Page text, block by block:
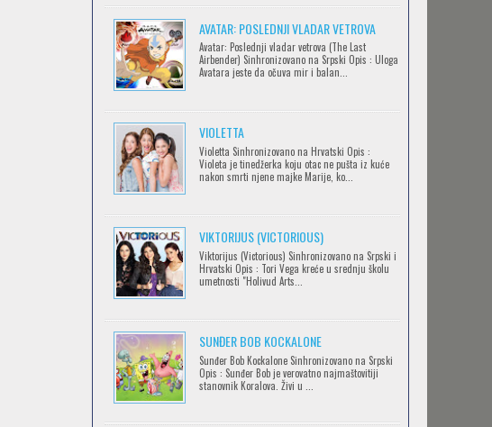
AVANTURE KIDA OPASNOST
Feb 12 2023 |Gledaj »
IPAK SE OKREĆE (GALILEO: EPPUR SI
MUOVE)
Feb 12 2023 |Gledaj »
Feb 12 2023 |
SERVAMP
Feb 12 2023 |Gledaj »
2.43: SEIIN HIGH SCHOOL BOYS
VOLLEYBALL TEAM
AVATAR: POSLEDNJI VLADAR VETROVA
Avatar: Poslednji vladar vetrova (The Last
Airbender) Sinhronizovano na Srpski Opis : Uloga
Avatara jeste da očuva mir i balan...
VIOLETTA
Violetta Sinhronizovano na Hrvatski Opis :
Violeta je tinedžerka koju otac ne pušta iz kuće
nakon smrti njene majke Marije, ko...
VIKTORIJUS (VICTORIOUS)
Viktorijus (Victorious) Sinhronizovano na Srpski i
Hrvatski Opis : Tori Vega kreće u srednju školu
umetnosti "Holivud Arts...
SUNĐER BOB KOCKALONE
Sunđer Bob Kockalone Sinhronizovano na Srpski
Opis : Sunđer Bob je verovatno najmaštovitiji
stanovnik Koralova. Živi u ...